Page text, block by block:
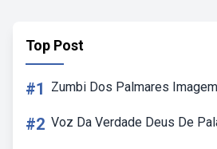
Top Post
#1 Zumbi Dos Palmares Imagem
#2 Voz Da Verdade Deus De